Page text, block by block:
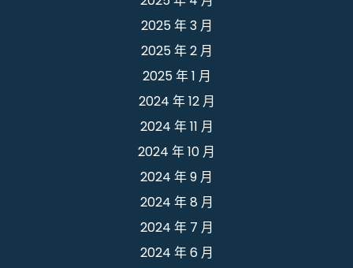
2025 年 3 月
2025 年 2 月
2025 年 1 月
2024 年 12 月
2024 年 11 月
2024 年 10 月
2024 年 9 月
2024 年 8 月
2024 年 7 月
2024 年 6 月